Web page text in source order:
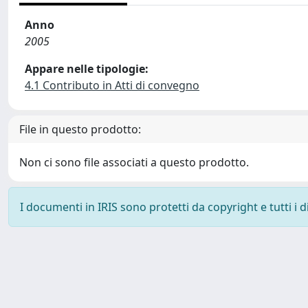
Anno
2005
Appare nelle tipologie:
4.1 Contributo in Atti di convegno
File in questo prodotto:
Non ci sono file associati a questo prodotto.
I documenti in IRIS sono protetti da copyright e tutti i